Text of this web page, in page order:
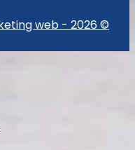
web - 2026 ©